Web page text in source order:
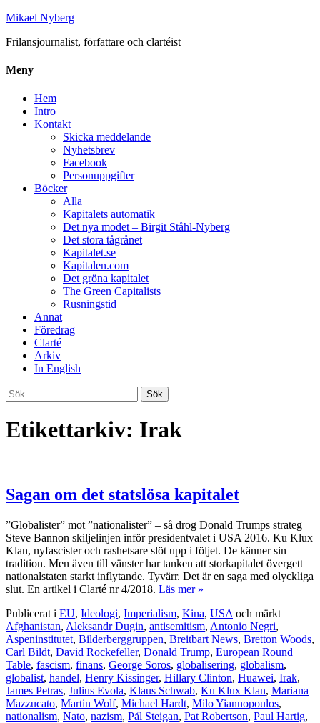
Mikael Nyberg
Frilansjournalist, författare och clartéist
Meny
Hem
Intro
Kontakt
Skicka meddelande
Nyhetsbrev
Facebook
Personuppgifter
Böcker
Alla
Kapitalets automatik
Det nya modet – Birgit Ståhl-Nyberg
Det stora tågrånet
Kapitalet.se
Kapitalen.com
Det gröna kapitalet
The Green Capitalists
Rusningstid
Annat
Föredrag
Clarté
Arkiv
In English
Sök
efter:
Etikettarkiv: Irak
Sagan om det statslösa kapitalet
”Globalister” mot ”nationalister” – så drog Donald Trumps strateg
Steve Bannon skiljelinjen inför presidentvalet i USA 2016. Ku Klux
Klan, nyfascister och rashetsare slöt upp i följet. De känner sin
tradition. Men även till vänster har tanken att storkapitalet övergett
nationalstaten starkt inflytande. Tyvärr. Det är en saga med olyckliga
slut. En artikel i Clarté nr 4/2018. Läs mer »
Publicerat i EU, Ideologi, Imperialism, Kina, USA och märkt
Afghanistan, Aleksandr Dugin, antisemitism, Antonio Negri,
Aspeninstitutet, Bilderberggruppen, Breitbart News, Bretton Woods,
Carl Bildt, David Rockefeller, Donald Trump, European Round
Table, fascism, finans, George Soros, globalisering, globalism,
globalist, handel, Henry Kissinger, Hillary Clinton, Huawei, Irak,
James Petras, Julius Evola, Klaus Schwab, Ku Klux Klan, Mariana
Mazzucato, Martin Wolf, Michael Hardt, Milo Yiannopoulos,
nationalism, Nato, nazism, Pål Steigan, Pat Robertson, Paul Hartig,